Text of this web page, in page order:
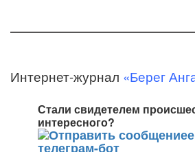
Интернет-журнал «Берег
Стали свидетелем
интересного?